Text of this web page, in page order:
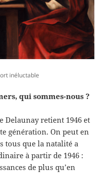
inéluctable
qui sommes-nous ?
Delaunay retient 1946 et
génération. On peut en
tous que la natalité a
à partir de 1946 :
de plus qu’en